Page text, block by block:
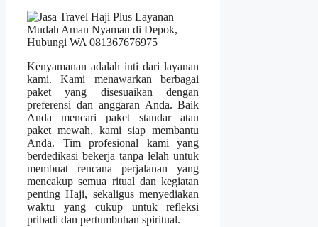
Kenyamanan adalah inti dari layanan
kami. Kami menawarkan berbagai
paket yang disesuaikan dengan
preferensi dan anggaran Anda. Baik
Anda mencari paket standar atau
paket mewah, kami siap membantu
Anda. Tim profesional kami yang
berdedikasi bekerja tanpa lelah untuk
membuat rencana perjalanan yang
mencakup semua ritual dan kegiatan
penting Haji, sekaligus menyediakan
waktu yang cukup untuk refleksi
pribadi dan pertumbuhan spiritual.